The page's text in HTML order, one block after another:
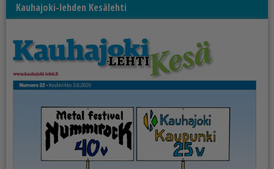
Kauhajoki-lehden Kesälehti